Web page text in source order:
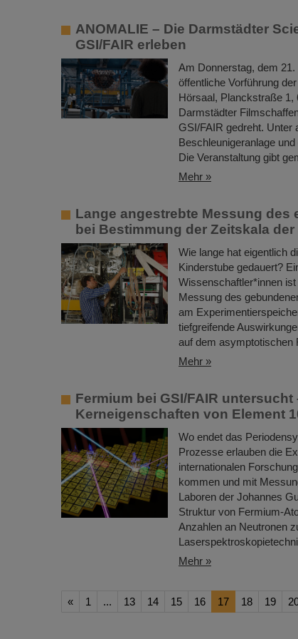
ANOMALIE – Die Darmstädter
GSI/FAIR erleben
Am Donnerstag, dem
öffentliche Vorführung
Hörsaal, Planckstraße 1,
Darmstädter
GSI/FAIR gedreht. Unter
Beschleunigeranlage
Die Veranstaltung gibt
Mehr »
Lange angestrebte Messung
bei Bestimmung der Zeitskala
Wie lange hat eigentlich
Kinderstube gedauert?
Wissenschaftler*innen
Messung des
am
tiefgreifende
auf dem asymptotischen
Mehr »
Fermium bei GSI/FAIR
Kerneigenschaften von Element
Wo endet das
Prozesse erlauben die
internationalen
kommen und mit
Laboren der Johannes
Struktur von Fermium-
Anzahlen an Neutronen
Mehr »
« 1 ... 13 14 15 16 17 18 19